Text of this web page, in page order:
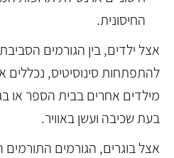
החיסונית.
אצל ילדים, בין הגורמים
להתפתחות סינוסיטיס, נכללים
מילדים אחרים בבית הספר או
בעת שכיבה ועשן באוויר.
אצל בוגרים, הגורמים התורמים